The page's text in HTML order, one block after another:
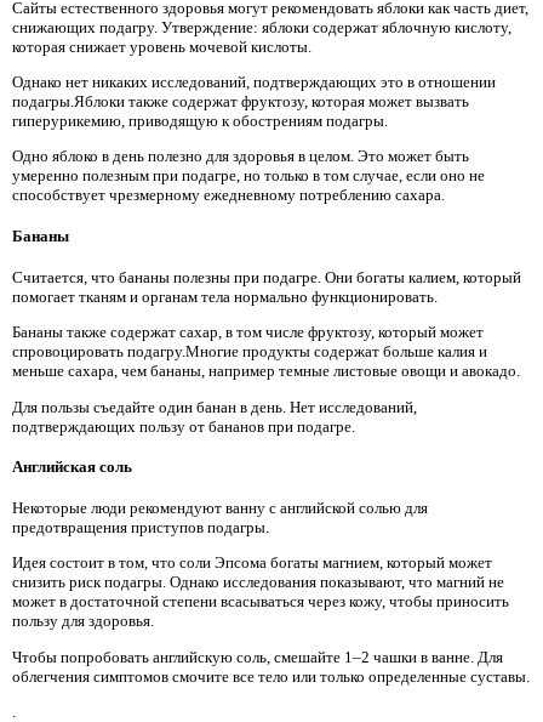
Сайты естественного здоровья могут рекомендовать яблоки как часть диет,
снижающих подагру. Утверждение: яблоки содержат яблочную кислоту,
которая снижает уровень мочевой кислоты.
Однако нет никаких исследований, подтверждающих это в отношении
подагры.Яблоки также содержат фруктозу, которая может вызвать
гиперурикемию, приводящую к обострениям подагры.
Одно яблоко в день полезно для здоровья в целом. Это может быть
умеренно полезным при подагре, но только в том случае, если оно не
способствует чрезмерному ежедневному потреблению сахара.
Бананы
Считается, что бананы полезны при подагре. Они богаты калием, который
помогает тканям и органам тела нормально функционировать.
Бананы также содержат сахар, в том числе фруктозу, который может
спровоцировать подагру.Многие продукты содержат больше калия и
меньше сахара, чем бананы, например темные листовые овощи и авокадо.
Для пользы съедайте один банан в день. Нет исследований,
подтверждающих пользу от бананов при подагре.
Английская соль
Некоторые люди рекомендуют ванну с английской солью для
предотвращения приступов подагры.
Идея состоит в том, что соли Эпсома богаты магнием, который может
снизить риск подагры. Однако исследования показывают, что магний не
может в достаточной степени всасываться через кожу, чтобы приносить
пользу для здоровья.
Чтобы попробовать английскую соль, смешайте 1–2 чашки в ванне. Для
облегчения симптомов смочите все тело или только определенные суставы.